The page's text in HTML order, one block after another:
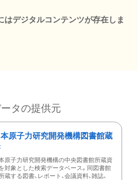
はデジタルコンテンツが存在しま
タの提供元
本原子力研究開発機構図書館蔵
原子力研究開発機構の中央図書館所蔵資
対象とした検索データベース。同図書館
蔵する図書、レポート、会議資料、雑誌、